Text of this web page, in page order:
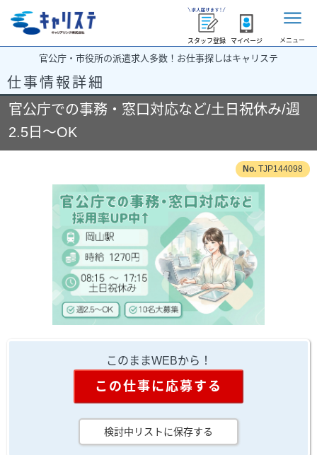
スタッフ登録 マイページ メニュー
官公庁・市役所の派遣求人多数！お仕事探しはキャリステ
仕事情報詳細
官公庁での事務・窓口対応など/土日祝休み/週
2.5日～OK
TJP144098
このままWEBから！
この仕事に応募する
検討中リストに保存する